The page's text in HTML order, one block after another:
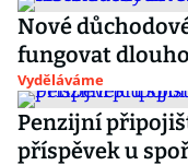
Nové
fungovat
Vyděláváme
Penzijní
příspěvek u